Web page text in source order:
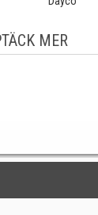
MER